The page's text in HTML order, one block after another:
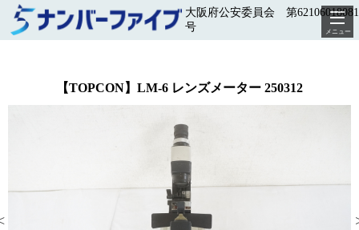
大阪府公安委員会 第
号
メニュー
【TOPCON】LM-6 レンズメーター 250312